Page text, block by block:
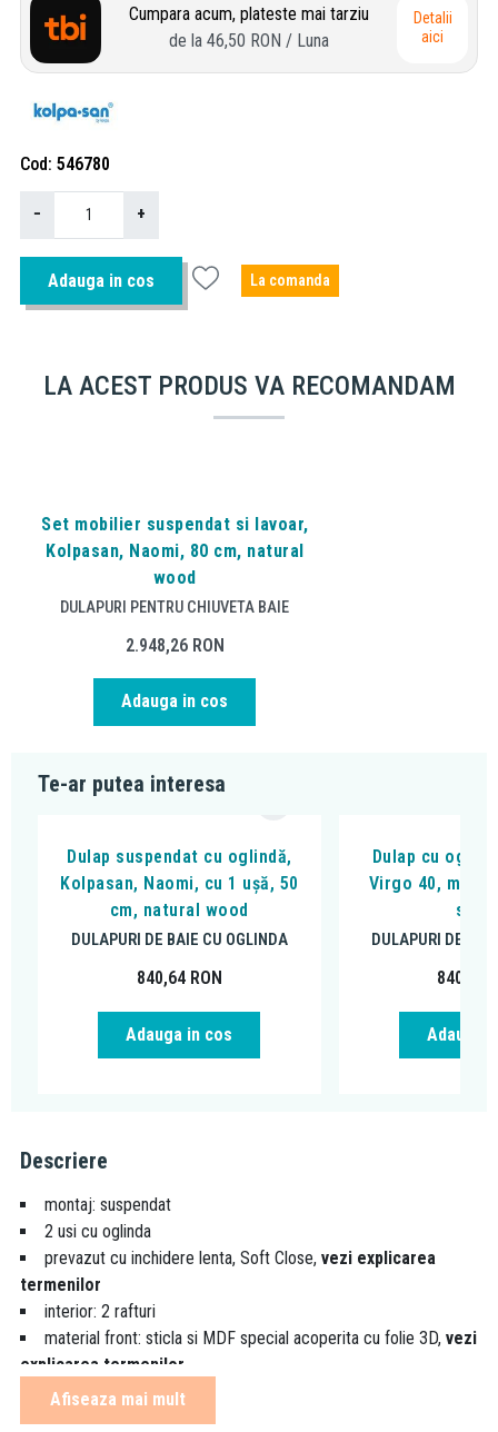
Cumpara acum, plateste mai tarziu
de la 46,50 RON / Luna
Detalii
aici
Cod 546780
− +
Adauga in cos La comanda
LA ACEST PRODUS VA RECOMANDAM
Set mobilier suspendat si lavoar,
Kolpasan, Naomi, 80 cm, natural
wood
DULAPURI PENTRU CHIUVETA BAIE
2.948,26 RON
Adauga in cos
Te-ar putea interesa
Dulap suspendat cu oglindă,
Kolpasan, Naomi, cu 1 ușă, 50
cm, natural wood
DULAPURI DE BAIE CU OGLINDA
840,64 RON
Adauga in cos
Dulap cu
Virgo 40,
DULAPURI DE
840,36
Adauga
Descriere
montaj: suspendat
2 usi cu oglinda
prevazut cu inchidere lenta, Soft Close, vezi explicarea
termenilor
interior: 2 rafturi
material front: sticla si MDF special acoperita cu folie 3D, vezi
explicarea termenilor
material corp: PAL rafinat
Afiseaza mai mult